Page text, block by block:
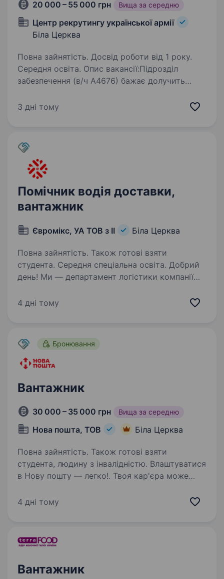
20 000 – 55 000 грн Вища за середню
Центр рекрутингу української армії
Біла Церква
Повна зайнятість. Досвід роботи від 1 року.
Середня освіта. Опис вакансії:Підрозділ
забезпечення (в/ч А4676) бажає долучить
на посаду ТАКЕЛАЖНИК. Основні функції
3 дні тому
Помічник водія доставки,
вантажник
Євромікс, УА ТОВ з ІІ Біла Церква
Повна зайнятість. Також готові взяти
студента. Середня спеціальна освіта. Добрий
день! Ми — департамент логістики компанії
дистрибутор світових виробників в Україні
виробниками —…
4 дні тому
Бронювання
Вантажник
30 000 – 35 000 грн Вища за середню
Нова пошта, ТОВ Біла Церква
Повна зайнятість. Також готові взяти
студента, людину з інвалідністю. Влаштуватися
в Нову пошту — легко!. Твоя кар'єра може
ми в пошуку вантажника. Ти шукаєш?
затримок…
4 дні тому
Вантажник